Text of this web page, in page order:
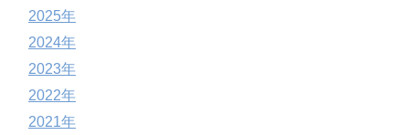
2025年
2024年
2023年
2022年
2021年